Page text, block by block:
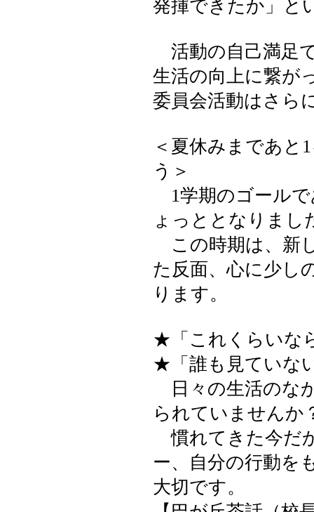
発揮できたか」と
活動の自己満足
生活の向上に繋が
委員会活動はさら
＜夏休みまであと
う＞
1学期のゴールで
ょっととなりまし
この時期は、新
た反面、心に少し
ります。
★「これくらいな
★「誰も見ていな
日々の生活のな
られていませんか
慣れてきた今だ
ー、自分の行動を
大切です。